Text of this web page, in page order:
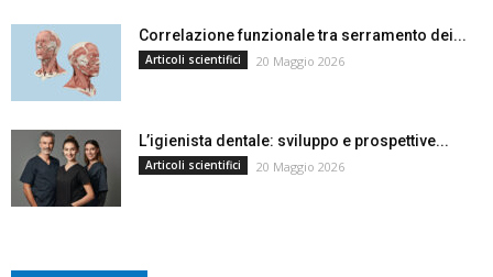
Correlazione funzionale tra serramento dei...
Articoli scientifici 20 Maggio 2026
L’igienista dentale: sviluppo e prospettive...
Articoli scientifici 20 Maggio 2026